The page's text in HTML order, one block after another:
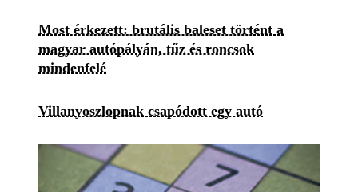
Most érkezett: brutális baleset történt a
magyar autópályán, tűz és roncsok
mindenfelé
Villanyoszlopnak csapódott egy autó